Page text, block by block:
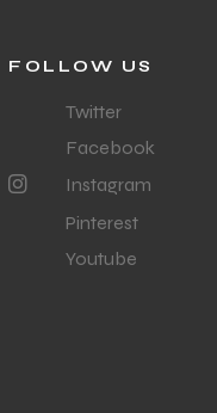
FOLLOW US
Twitter
Facebook
Instagram
Pinterest
Youtube